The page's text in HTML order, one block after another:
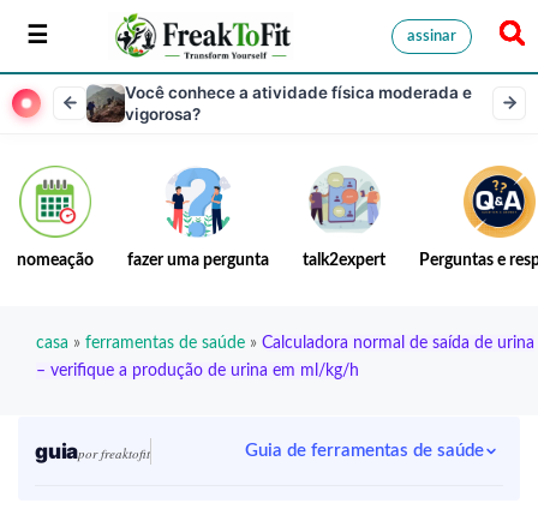
assinar
Você conhece a atividade física moderada e
vigorosa?
nomeação fazer uma pergunta talk2expert Perguntas e
casa » ferramentas de saúde » Calculadora normal de saída de urina
– verifique a produção de urina em ml/kg/h
guiapor freaktofit Guia de ferramentas de saúde